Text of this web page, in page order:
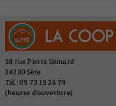
38 rue Pierre Sémard
34200 Sète
Tél : 09 73 19 24 79
(heures d’ouverture)